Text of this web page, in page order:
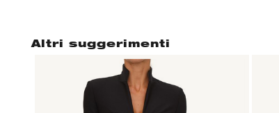
Altri suggerimenti